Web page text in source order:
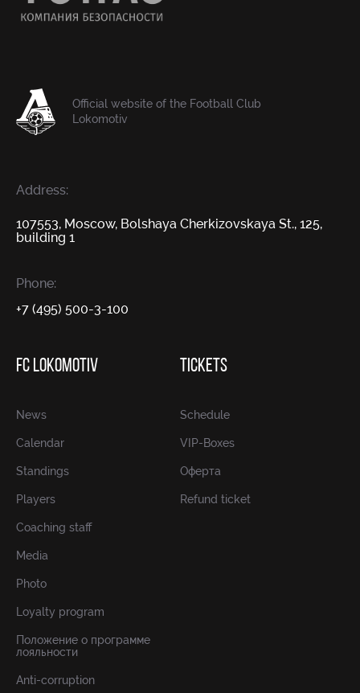
Official website of the Football Club
Lokomotiv
Address:
107553, Moscow, Bolshaya Cherkizovskaya St., 125,
building 1
Phone:
+7 (495) 500-3-100
FC LOKOMOTIV
News
Calendar
Standings
Players
Coaching staff
Media
Photo
Loyalty program
Положение о программе
лояльности
Anti-corruption
TICKETS
Schedule
VIP-Boxes
Оферта
Refund ticket